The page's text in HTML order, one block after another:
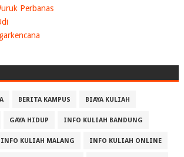
Perbanas
BERITA KAMPUS BIAYA KULIAH
GAYA HIDUP INFO KULIAH BANDUNG
INFO KULIAH MALANG INFO KULIAH ONLINE